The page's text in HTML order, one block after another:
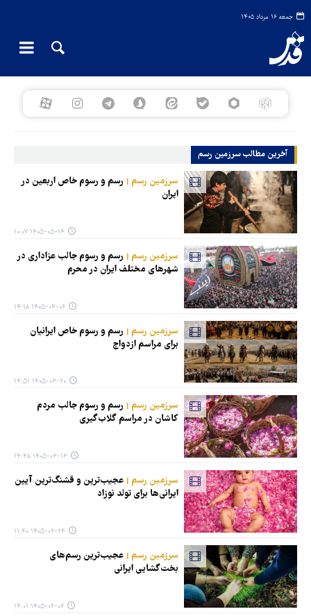
جمعه ۱۶ مرداد ۱۴۰۵
آخرین مطالب سرزمین رسم
سرزمین رسم
رسم و رسوم خاص اربعین در
ایران
۱۴۰۵-۰۵-۱۴ ۱۰:۰۷
سرزمین رسم
رسم و رسوم جالب عزاداری در
شهرهای مختلف ایران در محرم
۱۴۰۵-۰۴-۰۶ ۱۴:۱۸
سرزمین رسم
رسم و رسوم خاص ایرانیان
برای مراسم ازدواج
۱۴۰۵-۰۳-۲۰ ۱۴:۵۱
سرزمین رسم
رسم و رسوم جالب مردم
کاشان در مراسم گلاب‌گیری
۱۴۰۵-۰۳-۱۳ ۱۴:۴۸
سرزمین رسم
عجیب‌ترین و قشنگ‌ترین آیین‌
ایرانی‌ها برای تولد نوزاد
۱۴۰۵-۰۲-۲۴ ۱۱:۴۰
سرزمین رسم
عجیب‌ترین رسم‌های
بخت‌گشایی ایرانی
۱۴۰۵-۰۲-۰۶ ۱۴:۰۱